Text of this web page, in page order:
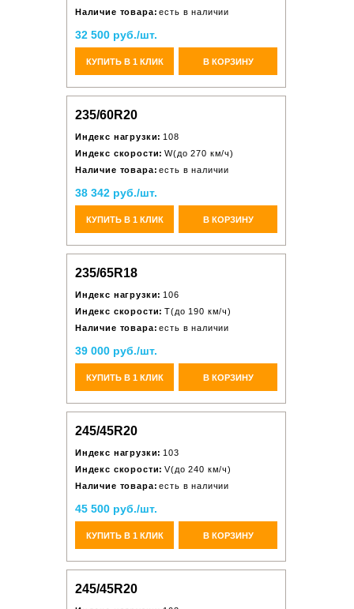
Наличие товара: есть в наличии
32 500 руб./шт.
КУПИТЬ В 1 КЛИК В КОРЗИНУ
235/60R20
Индекс нагрузки: 108
Индекс скорости: W(до 270 км/ч)
Наличие товара: есть в наличии
38 342 руб./шт.
КУПИТЬ В 1 КЛИК В КОРЗИНУ
235/65R18
Индекс нагрузки: 106
Индекс скорости: T(до 190 км/ч)
Наличие товара: есть в наличии
39 000 руб./шт.
КУПИТЬ В 1 КЛИК В КОРЗИНУ
245/45R20
Индекс нагрузки: 103
Индекс скорости: V(до 240 км/ч)
Наличие товара: есть в наличии
45 500 руб./шт.
КУПИТЬ В 1 КЛИК В КОРЗИНУ
245/45R20